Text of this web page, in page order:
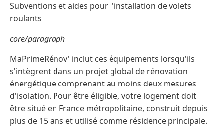
Subventions et aides pour l'installation de volets
roulants
core/paragraph
MaPrimeRénov' inclut ces équipements lorsqu'ils
s'intègrent dans un projet global de rénovation
énergétique comprenant au moins deux mesures
d'isolation. Pour être éligible, votre logement doit
être situé en France métropolitaine, construit depuis
plus de 15 ans et utilisé comme résidence principale.